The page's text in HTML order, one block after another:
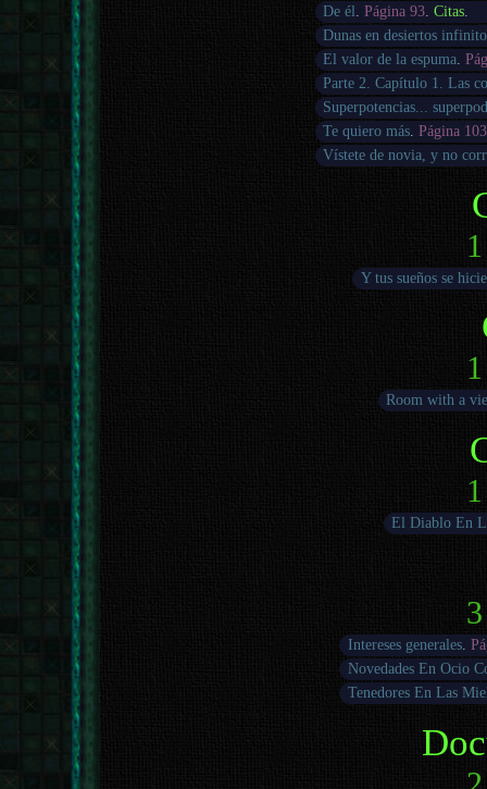
De él .Página 93.Citas.
Dunas en desiertos
El valor de la espuma.
Parte 2. Capítulo 1. Las
Superpotencias...
Te quiero más.Página 103
Vístete de novia, y no
Y tus sueños se
Room with a
El Diablo En
Intereses generales.
Novedades En Ocio
Tenedores En Las